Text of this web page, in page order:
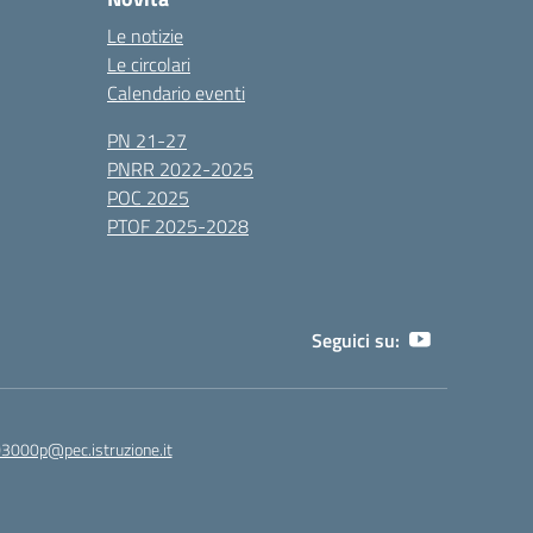
Le notizie
Le circolari
Calendario eventi
PN 21-27
PNRR 2022-2025
POC 2025
PTOF 2025-2028
Seguici su: